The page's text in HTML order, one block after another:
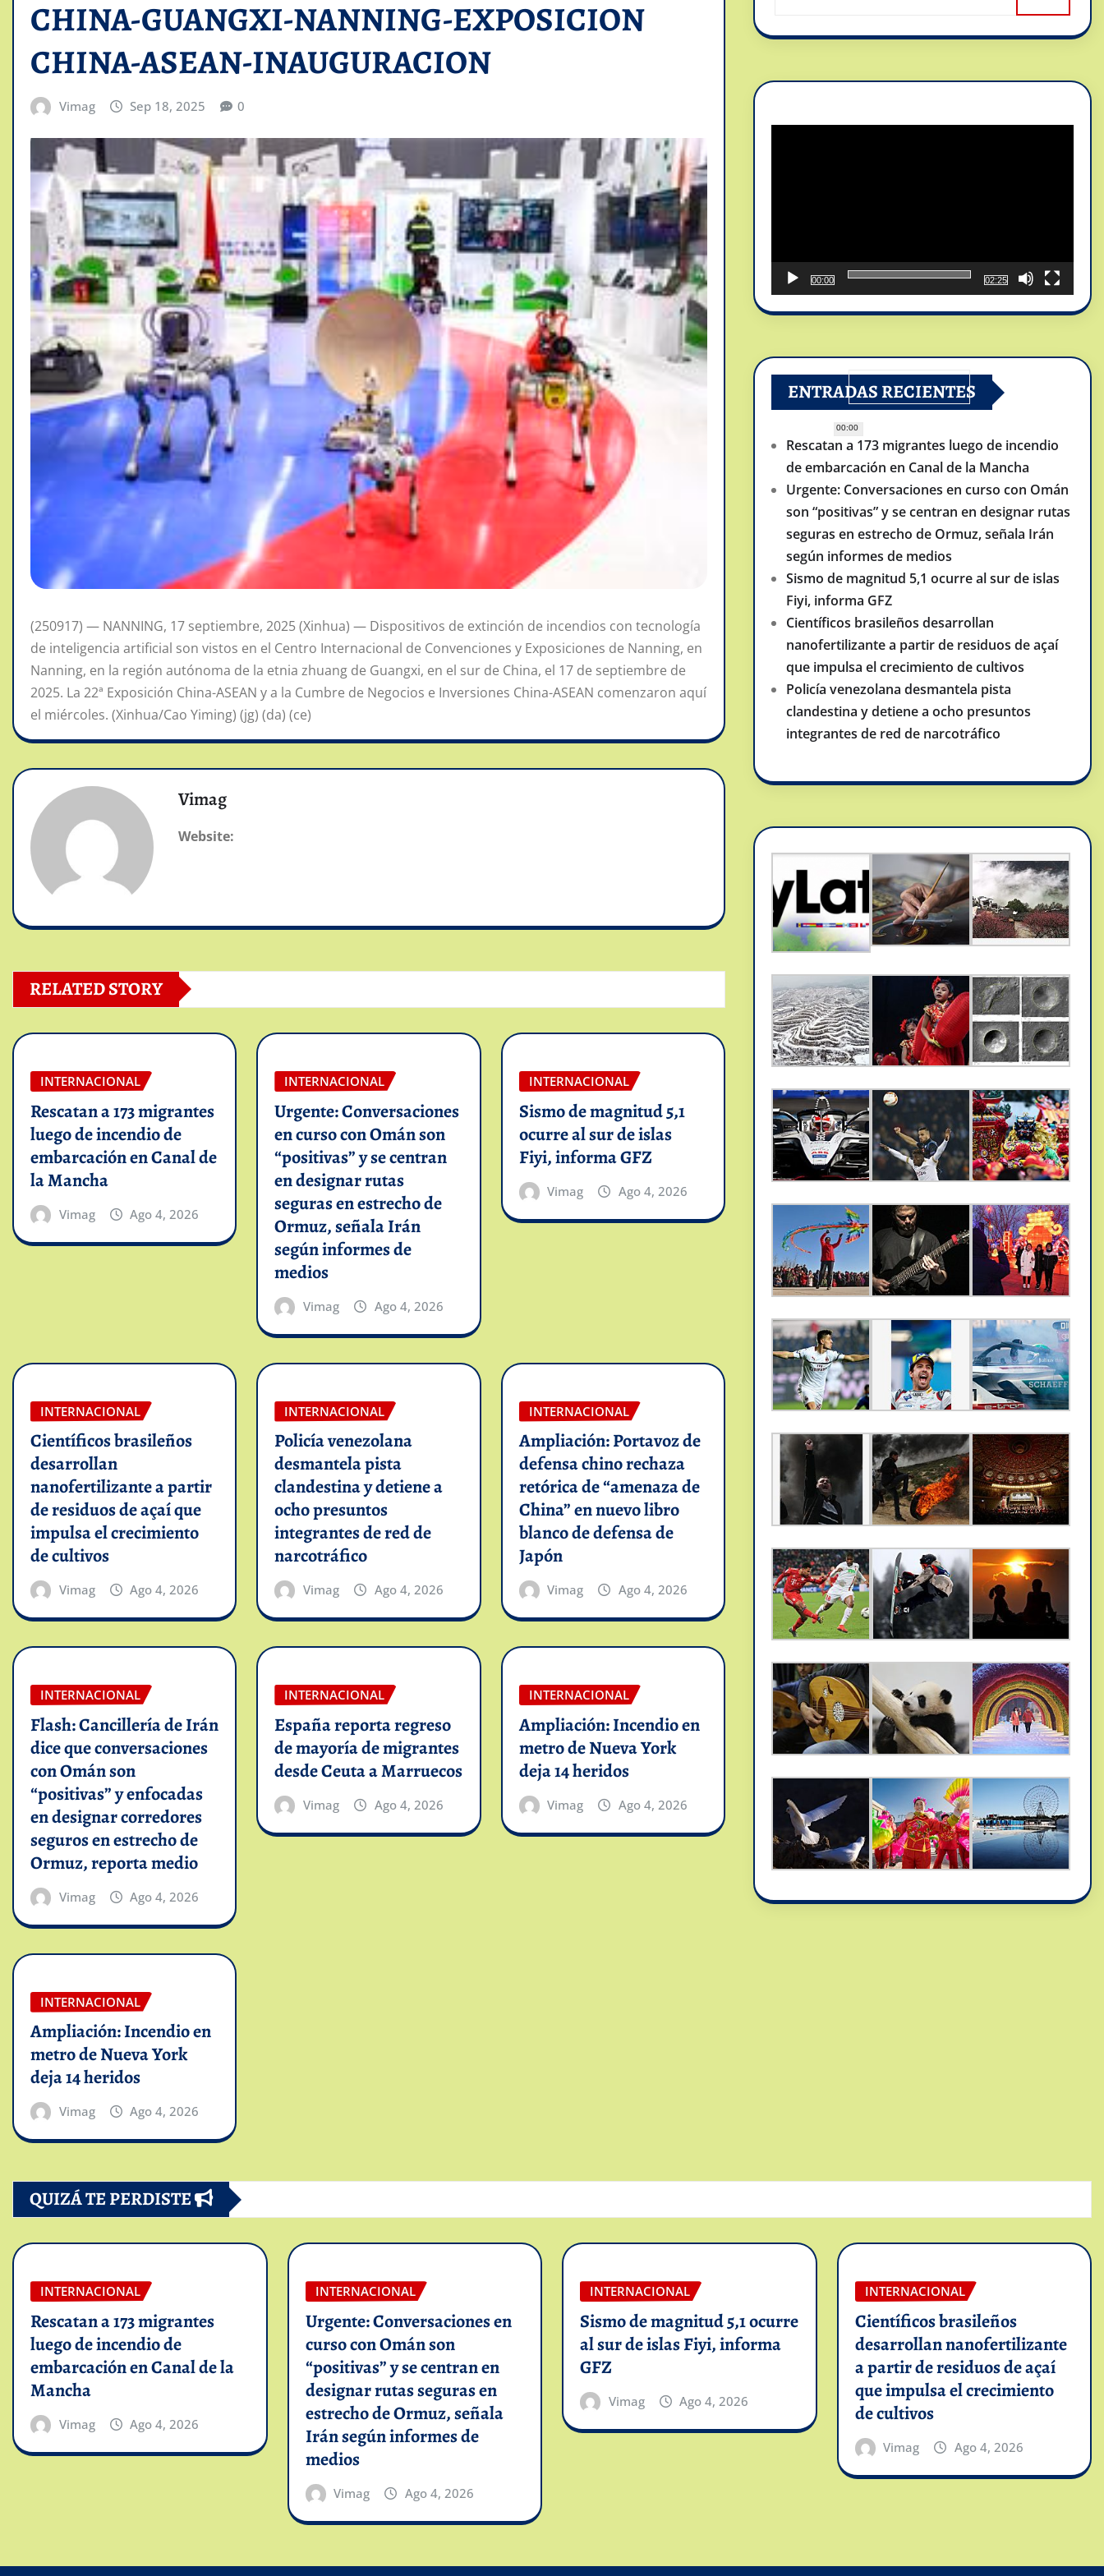
CHINA-GUANGXI-NANNING-EXPOSICION
CHINA-ASEAN-INAUGURACION
Vimag Sep 18, 2025 0
(250917) — NANNING, 17 septiembre, 2025 (Xinhua) — Dispositivos de extinción de incendios con tecnología
de inteligencia artificial son vistos en el Centro Internacional de Convenciones y Exposiciones de Nanning, en
Nanning, en la región autónoma de la etnia zhuang de Guangxi, en el sur de China, el 17 de septiembre de
2025. La 22ª Exposición China-ASEAN y a la Cumbre de Negocios e Inversiones China-ASEAN comenzaron aquí
el miércoles. (Xinhua/Cao Yiming) (jg) (da) (ce)
Vimag
Website:
RELATED STORY
INTERNACIONAL
Rescatan a 173 migrantes
luego de incendio de
embarcación en Canal de
la Mancha
Vimag Ago 4, 2026
INTERNACIONAL
Urgente: Conversaciones
en curso con Omán son
“positivas” y se centran
en designar rutas
seguras en estrecho de
Ormuz, señala Irán
según informes de
medios
Vimag Ago 4, 2026
INTERNACIONAL
Sismo de magnitud 5,1
ocurre al sur de islas
Fiyi, informa GFZ
Vimag Ago 4, 2026
INTERNACIONAL
Científicos brasileños
desarrollan
nanofertilizante a partir
de residuos de açaí que
impulsa el crecimiento
de cultivos
Vimag Ago 4, 2026
INTERNACIONAL
Policía venezolana
desmantela pista
clandestina y detiene a
ocho presuntos
integrantes de red de
narcotráfico
Vimag Ago 4, 2026
INTERNACIONAL
Ampliación: Portavoz de
defensa chino rechaza
retórica de “amenaza de
China” en nuevo libro
blanco de defensa de
Japón
Vimag Ago 4, 2026
INTERNACIONAL
Flash: Cancillería de Irán
dice que conversaciones
con Omán son
“positivas” y enfocadas
en designar corredores
seguros en estrecho de
Ormuz, reporta medio
Vimag Ago 4, 2026
INTERNACIONAL
España reporta regreso
de mayoría de migrantes
desde Ceuta a Marruecos
Vimag Ago 4, 2026
INTERNACIONAL
Ampliación: Incendio en
metro de Nueva York
deja 14 heridos
Vimag Ago 4, 2026
INTERNACIONAL
Ampliación: Incendio en
metro de Nueva York
deja 14 heridos
Vimag Ago 4, 2026
00:00
00:00
02:25
ENTRADAS RECIENTES
Rescatan a 173 migrantes luego de incendio
de embarcación en Canal de la Mancha
Urgente: Conversaciones en curso con Omán
son “positivas” y se centran en designar rutas
seguras en estrecho de Ormuz, señala Irán
según informes de medios
Sismo de magnitud 5,1 ocurre al sur de islas
Fiyi, informa GFZ
Científicos brasileños desarrollan
nanofertilizante a partir de residuos de açaí
que impulsa el crecimiento de cultivos
Policía venezolana desmantela pista
clandestina y detiene a ocho presuntos
integrantes de red de narcotráfico
QUIZÁ TE PERDISTE
INTERNACIONAL
Rescatan a 173 migrantes
luego de incendio de
embarcación en Canal de la
Mancha
Vimag Ago 4, 2026
INTERNACIONAL
Urgente: Conversaciones en
curso con Omán son
“positivas” y se centran en
designar rutas seguras en
estrecho de Ormuz, señala
Irán según informes de
medios
Vimag Ago 4, 2026
INTERNACIONAL
Sismo de magnitud 5,1 ocurre
al sur de islas Fiyi, informa
GFZ
Vimag Ago 4, 2026
INTERNACIONAL
Científicos brasileños
desarrollan nanofertilizante
a partir de residuos de açaí
que impulsa el crecimiento
de cultivos
Vimag Ago 4, 2026